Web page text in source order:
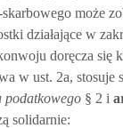
może
działające w
doręcza się
w ust. 2a, stosuje
podatkowego § 2 i
solidarnie: